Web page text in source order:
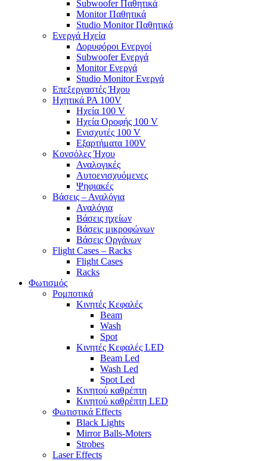
Subwoofer Παθητικά
Monitor Παθητικά
Studio Monitor Παθητικά
Ενεργά Ηχεία
Δορυφόροι Ενεργοί
Subwoofer Ενεργά
Monitor Ενεργά
Studio Monitor Ενεργά
Επεξεργαστές Ήχου
Ηχητικά PA 100V
Ηχεία 100 V
Ηχεία Οροφής 100 V
Ενισχυτές 100 V
Εξαρτήματα 100V
Κονσόλες Ήχου
Αναλογικές
Αυτοενισχυόμενες
Ψηφιακές
Βάσεις – Αναλόγια
Αναλόγια
Βάσεις ηχείων
Βάσεις μικροφώνων
Βάσεις Οργάνων
Flight Cases – Racks
Flight Cases
Racks
Φωτισμός
Ρομποτικά
Κινητές Κεφαλές
Beam
Wash
Spot
Κινητές Κεφαλές LED
Beam Led
Wash Led
Spot Led
Κινητού καθρέπτη
Κινητού καθρέπτη LED
Φωτιστικά Effects
Black Lights
Mirror Balls-Moters
Strobes
Laser Effects